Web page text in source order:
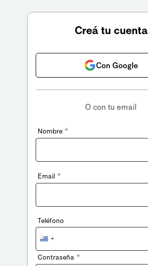
Creá tu cuenta
Con Google
O con tu email
Nombre *
Email *
Teléfono
Uruguay
+598
Contraseña *